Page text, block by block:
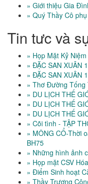
» Giới thiệu Gia
» Quý Thầy Cô
Tin tưc và
» Họp Mặt Kỷ
» ĐẶC SAN XUÂN
» ĐẶC SAN XUÂN
» Thơ Đường Tống
» DU LỊCH THẾ
» DU LỊCH THẾ
» DU LỊCH THẾ
» Cõi tình - TẬP
» MÔNG CỔ-Thời
BH75
» Những hình ảnh
» Họp mặt CSV
» Điểm Sinh hoạt
» Thầy Trương